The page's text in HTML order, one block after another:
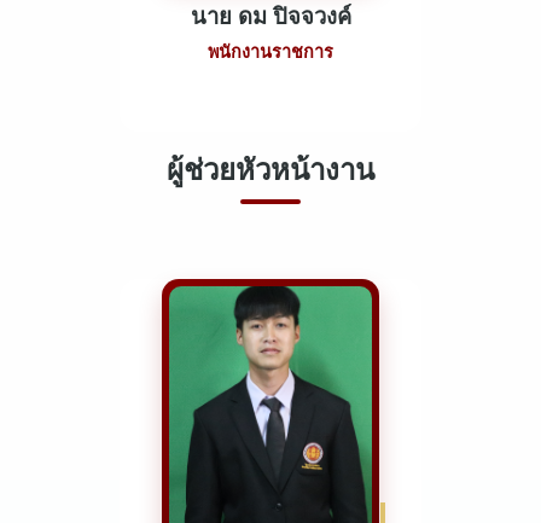
นาย ดม ปิจจวงค์
พนักงานราชการ
ผู้ช่วยหัวหน้างาน